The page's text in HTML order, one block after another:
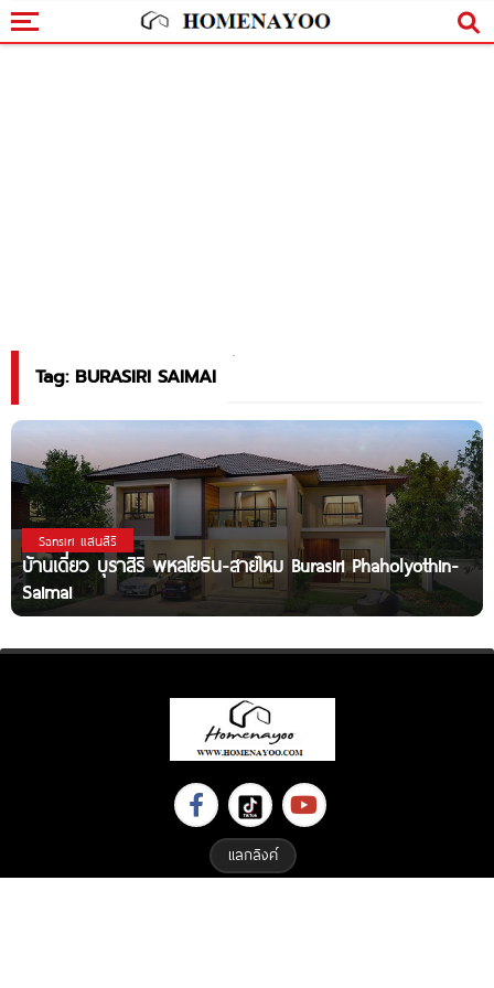
Tag: BURASIRI SAIMAI
Sansiri แสนสิริ
บ้านเดี่ยว บุราสิริ พหลโยธิน-สายไหม Burasiri Phaholyothin-
Saimai
แลกลิงค์